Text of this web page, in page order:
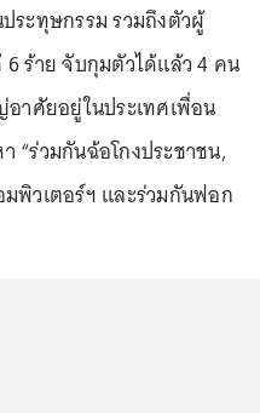
ระทุษกรรม รวมถึงตัวผู้
ร้าย จับกุมตัวได้แล้ว 4 คน
าศัยอยู่ในประเทศเพื่อน
“ร่วมกันฉ้อโกงประชาชน,
พิวเตอร์ฯ และร่วมกันฟอก